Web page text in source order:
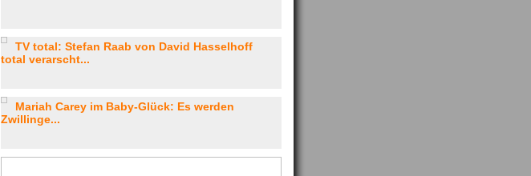
TV total: Stefan Raab von David Hasselhoff
total verarscht...
Mariah Carey im Baby-Glück: Es werden
Zwillinge...